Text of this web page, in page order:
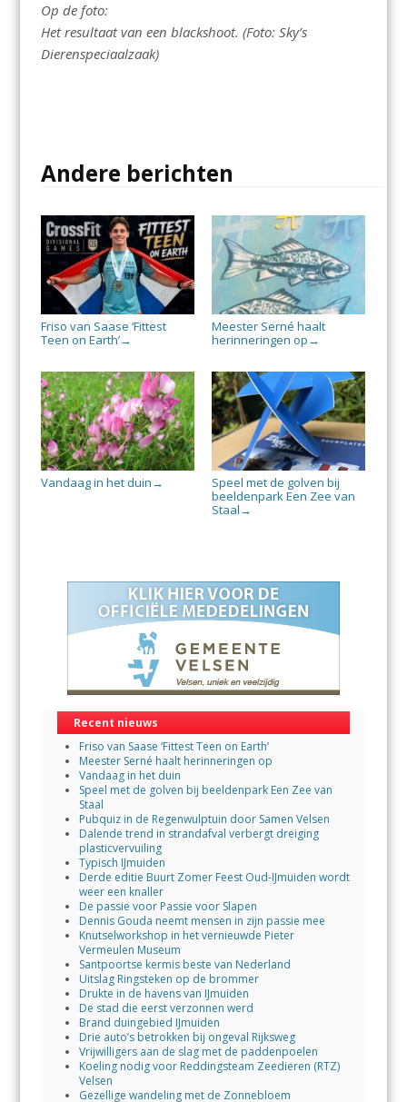
Op de foto:
Het resultaat van een blackshoot. (Foto: Sky’s
Dierenspeciaalzaak)
Andere berichten
Friso van Saase ‘Fittest
Teen on Earth’→
Meester Serné haalt
herinneringen op →
Vandaag in het duin →
Speel met de golven bij
beeldenpark Een Zee van
Staal →
Recent nieuws
Friso van Saase ‘Fittest Teen on Earth’
Meester Serné haalt herinneringen op
Vandaag in het duin
Speel met de golven bij beeldenpark Een Zee van
Staal
Pubquiz in de Regenwulptuin door Samen Velsen
Dalende trend in strandafval verbergt dreiging
plasticvervuiling
Typisch IJmuiden
Derde editie Buurt Zomer Feest Oud-IJmuiden wordt
weer een knaller
De passie voor Passie voor Slapen
Dennis Gouda neemt mensen in zijn passie mee
Knutselworkshop in het vernieuwde Pieter
Vermeulen Museum
Santpoortse kermis beste van Nederland
Uitslag Ringsteken op de brommer
Drukte in de havens van IJmuiden
De stad die eerst verzonnen werd
Brand duingebied IJmuiden
Drie auto’s betrokken bij ongeval Rijksweg
Vrijwilligers aan de slag met de paddenpoelen
Koeling nodig voor Reddingsteam Zeedieren (RTZ)
Velsen
Gezellige wandeling met de Zonnebloem